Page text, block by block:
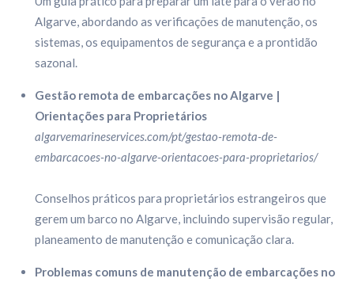
Algarve, abordando as verificações de manutenção, os
sistemas, os equipamentos de segurança e a prontidão
sazonal.
Gestão remota de embarcações no Algarve |
Orientações para Proprietários
algarvemarineservices.com/pt/gestao-remota-de-
embarcacoes-no-algarve-orientacoes-para-proprietarios/
Conselhos práticos para proprietários estrangeiros que
gerem um barco no Algarve, incluindo supervisão regular,
planeamento de manutenção e comunicação clara.
Problemas comuns de manutenção de embarcações no